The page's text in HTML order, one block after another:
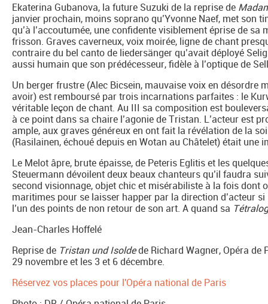
Ekaterina Gubanova, la future Suzuki de la reprise de
janvier prochain, moins soprano qu’Yvonne Naef, met son
qu’à l’accoutumée, une confidente visiblement éprise de
frisson. Graves caverneux, voix moirée, ligne de chant
contraire du bel canto de liedersänger qu’avait déployé
aussi humain que son prédécesseur, fidèle à l’optique de
Un berger frustre (Alec Bicsein, mauvaise voix en désordre
avoir) est remboursé par trois incarnations parfaites : le
véritable leçon de chant. Au III sa composition est
à ce point dans sa chaire l’agonie de Tristan. L’acteur est
ample, aux graves généreux en ont fait la révélation de la
(Rasilainen, échoué depuis en Wotan au Châtelet) était une
Le Melot âpre, brute épaisse, de Peteris Eglitis et les
Steuermann dévoilent deux beaux chanteurs qu’il faudra
second visionnage, objet chic et misérabiliste à la fois dont
maritimes pour se laisser happer par la direction d’acteur
l’un des points de non retour de son art. A quand sa
Jean-Charles Hoffelé
Reprise de Tristan und Isoldede Richard Wagner, Opéra de
29 novembre et les 3 et 6 décembre.
Réservez vos places pour l'Opéra national de Paris